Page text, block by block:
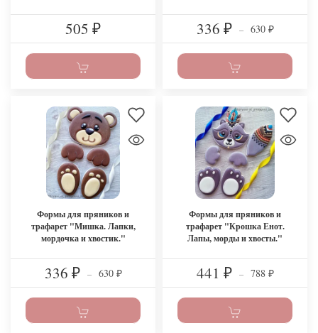
505 ₽ 336 ₽ – 630 ₽
Формы для пряников и
трафарет "Мишка. Лапки,
мордочка и хвостик."
336 ₽ – 630 ₽
Формы для пряников и
трафарет "Крошка Енот.
Лапы, морды и хвосты."
441 ₽ – 788 ₽